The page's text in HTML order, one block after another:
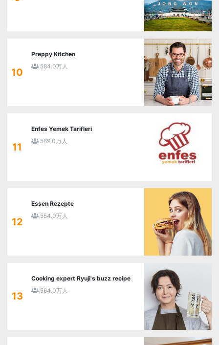
10
Preppy Kitchen
584.0万人
11
Enfes Yemek Tarifleri
569.0万人
12
Essen Rezepte
554.0万人
13
Cooking expert Ryuji's buzz recipe
564.0万人